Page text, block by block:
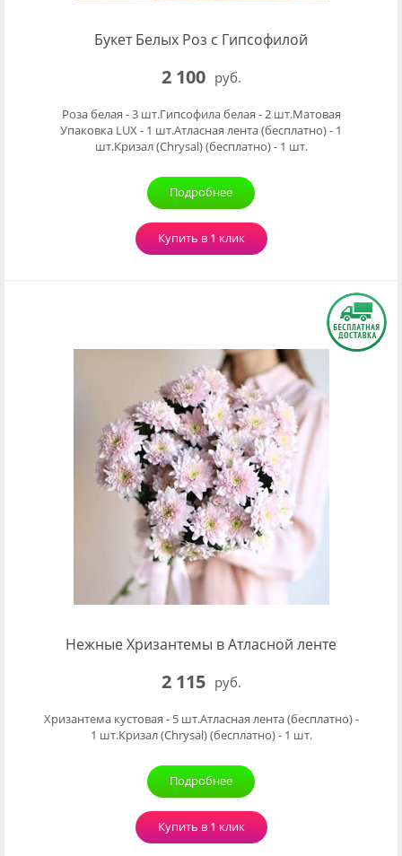
Букет Белых Роз с Гипсофилой
2 100 руб.
Роза белая - 3 шт.Гипсофила белая - 2 шт.Матовая
Упаковка LUX - 1 шт.Атласная лента (бесплатно) - 1
шт.Кризал (Chrysal) (бесплатно) - 1 шт.
Подробнее
Купить в 1 клик
Нежные Хризантемы в Атласной ленте
2 115 руб.
Хризантема кустовая - 5 шт.Атласная лента (бесплатно) -
1 шт.Кризал (Chrysal) (бесплатно) - 1 шт.
Подробнее
Купить в 1 клик